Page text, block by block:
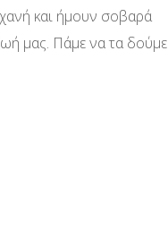
και ήμουν σοβαρά
μας. Πάμε να τα δούμε